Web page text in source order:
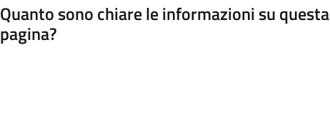
Quanto sono chiare le informazioni su questa
pagina?